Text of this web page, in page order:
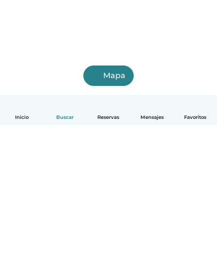
Inicio Buscar Reservas Mensajes Favoritos
Mapa